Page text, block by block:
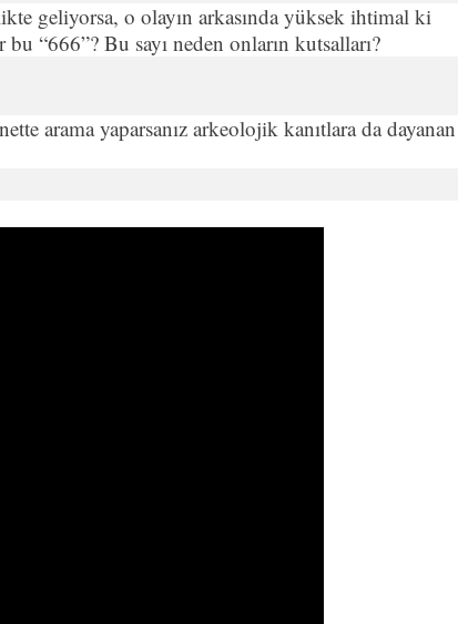
geliyorsa, o olayın arkasında yüksek ihtimal ki
“666”? Bu sayı neden onların kutsalları?
arama yaparsanız arkeolojik kanıtlara da dayanan